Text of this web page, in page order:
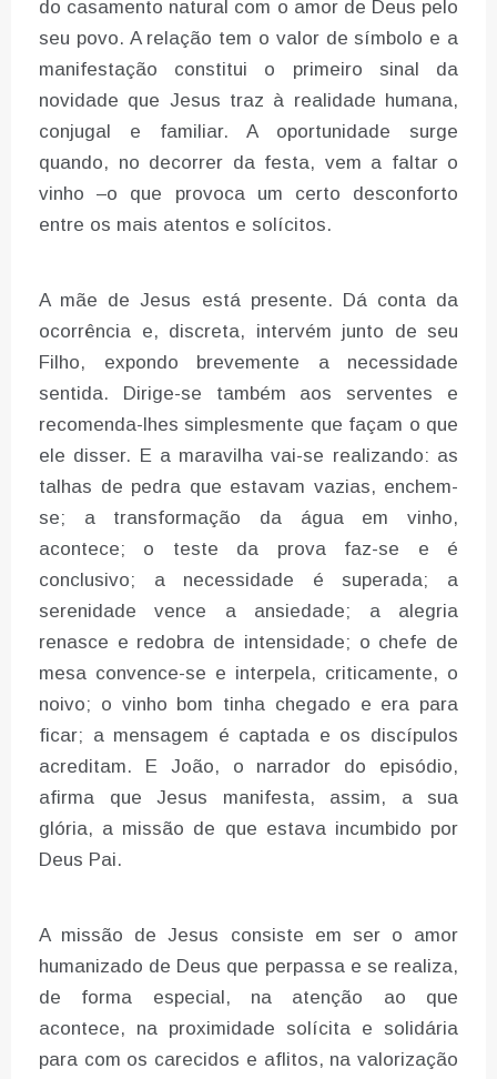
do casamento natural com o amor de Deus pelo
seu povo. A relação tem o valor de símbolo e a
manifestação constitui o primeiro sinal da
novidade que Jesus traz à realidade humana,
conjugal e familiar. A oportunidade surge
quando, no decorrer da festa, vem a faltar o
vinho –o que provoca um certo desconforto
entre os mais atentos e solícitos.
A mãe de Jesus está presente. Dá conta da
ocorrência e, discreta, intervém junto de seu
Filho, expondo brevemente a necessidade
sentida. Dirige-se também aos serventes e
recomenda-lhes simplesmente que façam o que
ele disser. E a maravilha vai-se realizando: as
talhas de pedra que estavam vazias, enchem-
se; a transformação da água em vinho,
acontece; o teste da prova faz-se e é
conclusivo; a necessidade é superada; a
serenidade vence a ansiedade; a alegria
renasce e redobra de intensidade; o chefe de
mesa convence-se e interpela, criticamente, o
noivo; o vinho bom tinha chegado e era para
ficar; a mensagem é captada e os discípulos
acreditam. E João, o narrador do episódio,
afirma que Jesus manifesta, assim, a sua
glória, a missão de que estava incumbido por
Deus Pai.
A missão de Jesus consiste em ser o amor
humanizado de Deus que perpassa e se realiza,
de forma especial, na atenção ao que
acontece, na proximidade solícita e solidária
para com os carecidos e aflitos, na valorização